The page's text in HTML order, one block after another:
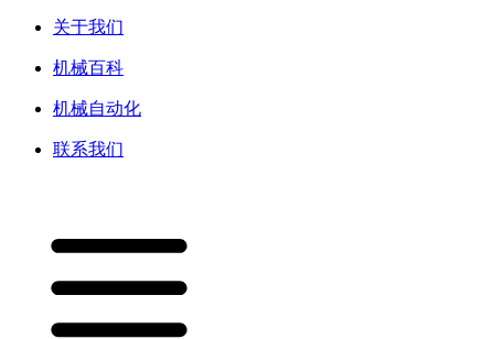
关于我们
机械百科
机械自动化
联系我们